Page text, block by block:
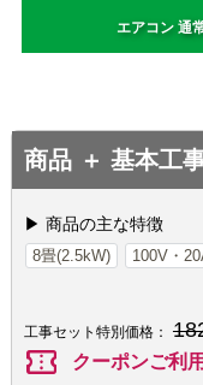
エアコン 通
商品 ＋ 基本工
▶ 商品の主な特徴
8畳(2.5kW) 100V・
工事セット特別価格：
confirmation_number クーポンご利